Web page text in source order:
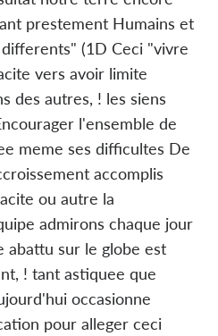
prestement Humains et
(1D Ceci "vivre
vers avoir limite
des autres, ! les siens
l'ensemble de
meme ses difficultes De
accomplis
ou autre la
admirons chaque jour
abattu sur le globe est
! tant astiquee que
occasionne
pour alleger ceci